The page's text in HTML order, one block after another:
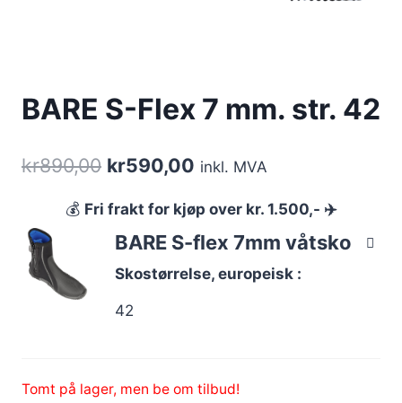
BARE S-Flex 7 mm. str. 42
kr890,00 Opprinnelig
kr890,00.
kr590,00 Nåværende
er:
kr590,00.
inkl. MVA
💰 Fri frakt for kjøp over kr. 1.500,- ✈️
BARE S-flex 7mm våtsko
Skostørrelse, europeisk
42
Tomt på lager, men be om tilbud!